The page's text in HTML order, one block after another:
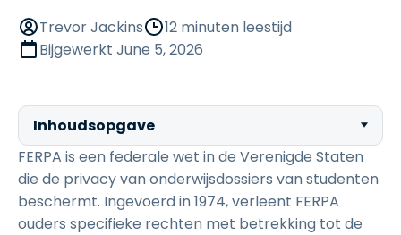
Trevor Jackins
12 minuten leestijd
Bijgewerkt June 5, 2026
Inhoudsopgave
FERPA is een federale wet in de Verenigde Staten
die de privacy van onderwijsdossiers van studenten
beschermt. Ingevoerd in 1974, verleent FERPA
ouders specifieke rechten met betrekking tot de